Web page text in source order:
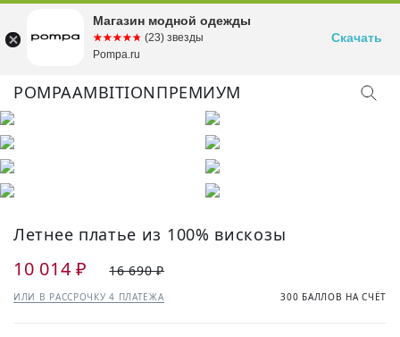
POMPAAMBITIONПРЕМИУМ
Летнее платье из 100% вискозы
10 014 ₽ 16 690 ₽
ИЛИ В РАССРОЧКУ 4 ПЛАТЕЖА 300 БАЛЛОВ НА СЧЁТ
Магазин модной одежды
☆☆☆☆☆
★★★★★ (23) звезды
Pompa.ru
Скачать